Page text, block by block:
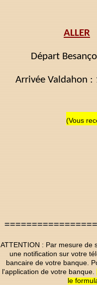
ALLER
Départ
Arrivée
(Vous
ATTENTION : Par mesure de
une notification sur votre
bancaire de votre banque.
l'application de votre banque.
le